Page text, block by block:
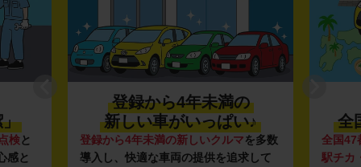
」
検と
感と
登録から4年未満の
新しい車がいっぱい♪
登録から4年未満の新しいクルマを多数
導入し、快適な車両の提供を追求して
全
全国47
駅チカ